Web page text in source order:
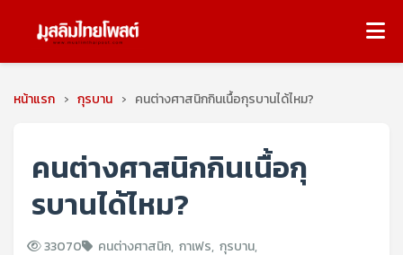
หน้าแรก › กุรบาน › คนต่างศาสนิกกินเนื้อกุรบานได้ไหม?
คนต่างศาสนิกกินเนื้อกุ
รบานได้ไหม?
33070 คนต่างศาสนิก, กาเฟร, กุรบาน,